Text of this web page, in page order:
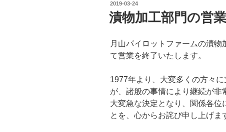
投
稿
日:
2019-03-24
漬物加工部門の営
月山パイロットファームの漬
て営業を終了いたします。
1977年より、大変多くの方々
が、諸般の事情により継続が非
大変急な決定となり、関係各位
とを、心からお詫び申し上げま